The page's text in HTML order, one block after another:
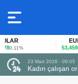
0,11% 53,4598
23 Mart 2026 - 09:05
Kadın çalışan